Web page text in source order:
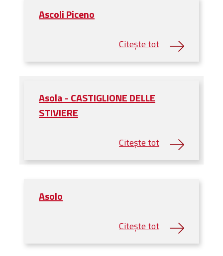
Ascoli Piceno
Asola - CASTIGLIONE DELLE
STIVIERE
Asolo